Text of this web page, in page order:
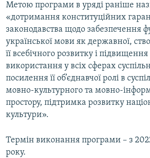
Метою програми в уряді раніше
«дотримання конституційних
законодавства щодо забезпечення
української мови як державної,
її всебічного розвитку і
використання у всіх сферах
посилення її об’єднавчої ролі в
мовно-культурного та мовно-
простору, підтримка розвитку
культури».
Термін виконання програми – з
року.